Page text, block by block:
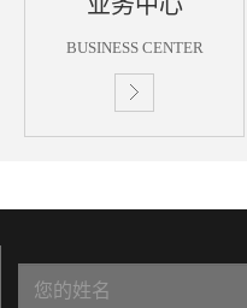
BUSINESS CENTER